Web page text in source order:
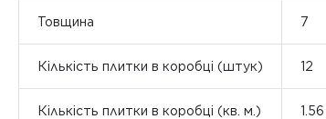
Товщина 7
Кількість плитки в коробці (штук) 12
Кількість плитки в коробці (кв. м.) 1.56